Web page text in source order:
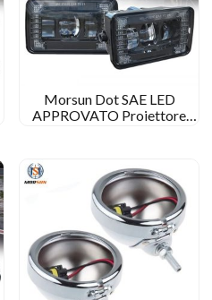
Morsun Dot SAE LED
APPROVATO Proiettore
2017-2018 Super dovere